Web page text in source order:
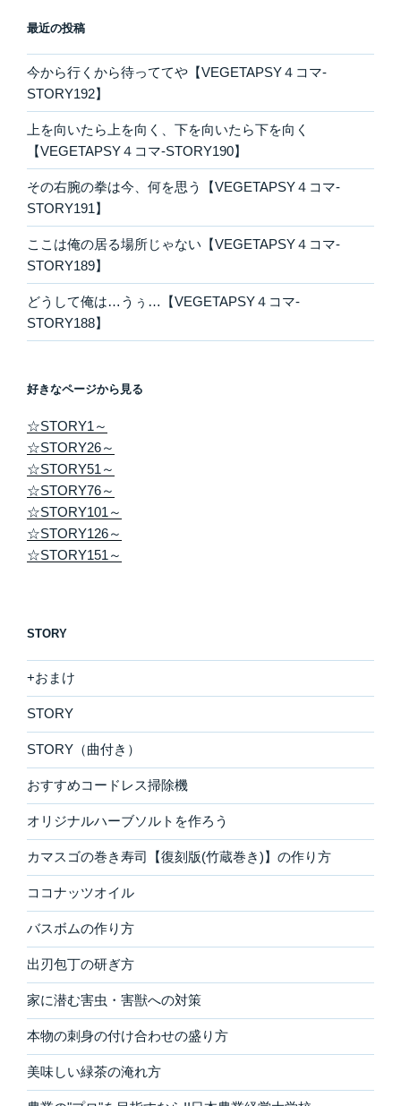
最近の投稿
今から行くから待っててや【VEGETAPSY４コマ-
STORY192】
上を向いたら上を向く、下を向いたら下を向く
【VEGETAPSY４コマ-STORY190】
その右腕の拳は今、何を思う【VEGETAPSY４コマ-
STORY191】
ここは俺の居る場所じゃない【VEGETAPSY４コマ-
STORY189】
どうして俺は…うぅ…【VEGETAPSY４コマ-
STORY188】
好きなページから見る
☆STORY1～
☆STORY26～
☆STORY51～
☆STORY76～
☆STORY101～
☆STORY126～
☆STORY151～
STORY
+おまけ
STORY
STORY（曲付き）
おすすめコードレス掃除機
オリジナルハーブソルトを作ろう
カマスゴの巻き寿司【復刻版(竹蔵巻き)】の作り方
ココナッツオイル
バスボムの作り方
出刃包丁の研ぎ方
家に潜む害虫・害獣への対策
本物の刺身の付け合わせの盛り方
美味しい緑茶の淹れ方